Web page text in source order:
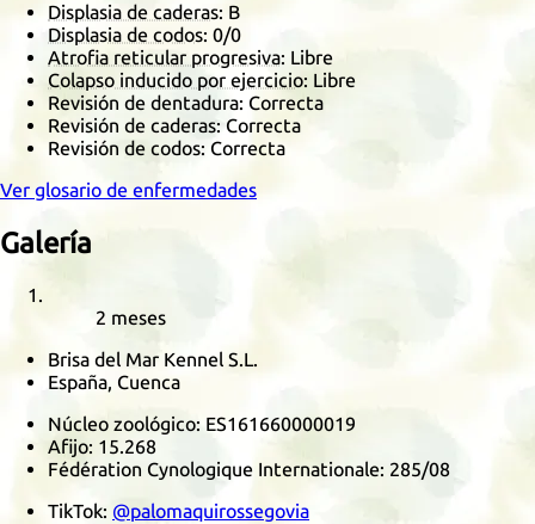
Displasia de caderas: B
Displasia de codos: 0/0
Atrofia reticular progresiva: Libre
Colapso inducido por ejercicio: Libre
Revisión de dentadura: Correcta
Revisión de caderas: Correcta
Revisión de codos: Correcta
Ver glosario de enfermedades
Galería
2 meses
Brisa del Mar Kennel S.L.
España, Cuenca
Núcleo zoológico: ES161660000019
Afijo: 15.268
Fédération Cynologique Internationale: 285/08
TikTok: @palomaquirossegovia